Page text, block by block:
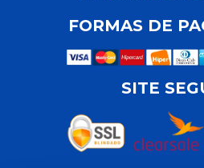
FORMAS DE
SITE